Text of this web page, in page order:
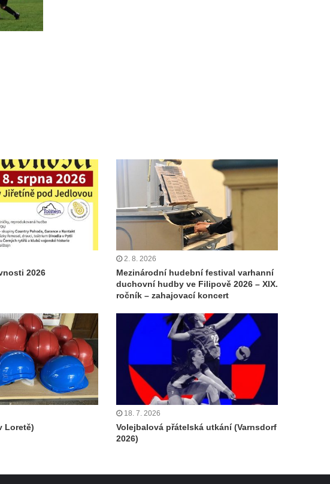
2026
2. 8. 2026
Mezinárodní hudební festival varhanní
duchovní hudby ve Filipově 2026 – XIX.
ročník – zahajovací koncert
Loretě)
18. 7. 2026
Volejbalová přátelská utkání (Varnsdorf
2026)